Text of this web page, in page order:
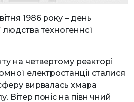
1986 року – день
людства техногенної
на четвертому реакторі
електростанції сталися
вирвалась хмара
Вітер поніс на північний